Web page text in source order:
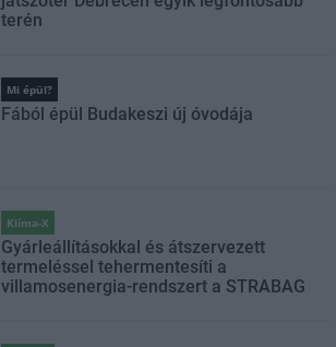
terén
Mi épül?
Fából épül Budakeszi új óvodája
Klíma-X
Gyárleállításokkal és átszervezett
termeléssel tehermentesíti a
villamosenergia-rendszert a STRABAG